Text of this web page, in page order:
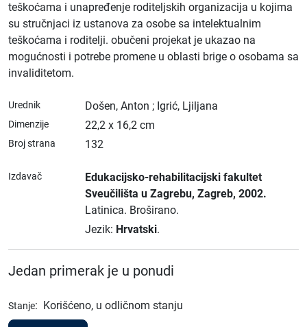
teškoćama i unapređenje roditeljskih organizacija u kojima
su stručnjaci iz ustanova za osobe sa intelektualnim
teškoćama i roditelji. obučeni projekat je ukazao na
mogućnosti i potrebe promene u oblasti brige o osobama sa
invaliditetom.
Urednik Došen, Anton ; Igrić, Ljiljana
Dimenzije 22,2 x 16,2 cm
Broj strana 132
Izdavač
Edukacijsko-rehabilitacijski fakultet
Sveučilišta u Zagrebu, Zagreb, 2002.
Latinica. Broširano.
Jezik: Hrvatski.
Jedan primerak je u ponudi
Stanje: Korišćeno, u odličnom stanju